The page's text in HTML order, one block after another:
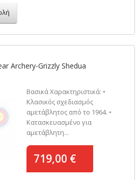
Archery-Grizzly Shedua
Βασικά Χαρακτηριστικά: •
Κλασικός σχεδιασμός
αμετάβλητος από το 1964. •
Κατασκευασμένο για
αμετάβλητη...
719,00 €